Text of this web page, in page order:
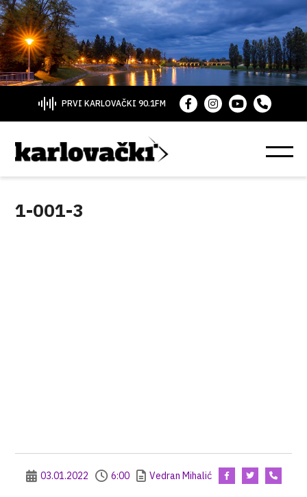
PRVI KARLOVAČKI 90.1FM
1-001-3
03.01.2022 6:00 Vedran Mihalić